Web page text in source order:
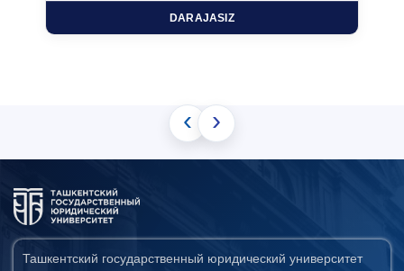
DARAJASIZ
‹ ›
Ташкентский государственный юридический университет